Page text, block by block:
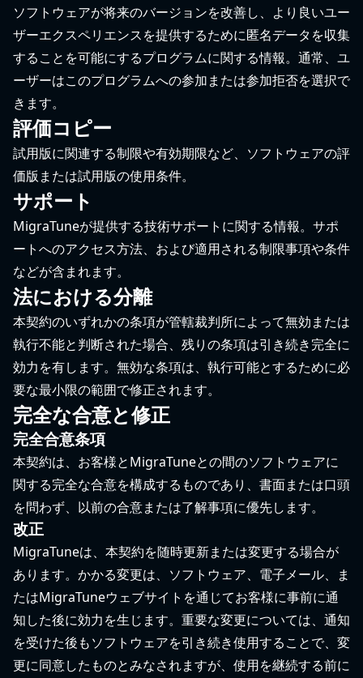
ソフトウェアが将来のバージョンを改善し、より良いユー
ザーエクスペリエンスを提供するために匿名データを収集
することを可能にするプログラムに関する情報。通常、ユ
ーザーはこのプログラムへの参加または参加拒否を選択で
きます。
評価コピー
試用版に関連する制限や有効期限など、ソフトウェアの評
価版または試用版の使用条件。
サポート
MigraTuneが提供する技術サポートに関する情報。サポ
ートへのアクセス方法、および適用される制限事項や条件
などが含まれます。
法における分離
本契約のいずれかの条項が管轄裁判所によって無効または
執行不能と判断された場合、残りの条項は引き続き完全に
効力を有します。無効な条項は、執行可能とするために必
要な最小限の範囲で修正されます。
完全な合意と修正
完全合意条項
本契約は、お客様とMigraTuneとの間のソフトウェアに
関する完全な合意を構成するものであり、書面または口頭
を問わず、以前の合意または了解事項に優先します。
改正
MigraTuneは、本契約を随時更新または変更する場合が
あります。かかる変更は、ソフトウェア、電子メール、ま
たはMigraTuneウェブサイトを通じてお客様に事前に通
知した後に効力を生じます。重要な変更については、通知
を受けた後もソフトウェアを引き続き使用することで、変
更に同意したものとみなされますが、使用を継続する前に